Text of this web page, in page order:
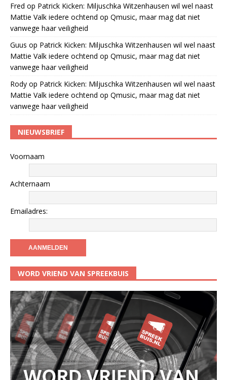
Fred op Patrick Kicken: Miljuschka Witzenhausen wil wel naast
Mattie Valk iedere ochtend op Qmusic, maar mag dat niet
vanwege haar veiligheid
Guus op Patrick Kicken: Miljuschka Witzenhausen wil wel naast
Mattie Valk iedere ochtend op Qmusic, maar mag dat niet
vanwege haar veiligheid
Rody op Patrick Kicken: Miljuschka Witzenhausen wil wel naast
Mattie Valk iedere ochtend op Qmusic, maar mag dat niet
vanwege haar veiligheid
NIEUWSBRIEF
Voornaam
Achternaam
Emailadres:
WORD VRIEND VAN SPREEKBUIS